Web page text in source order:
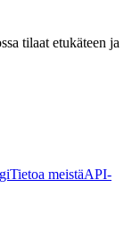
tilaat etukäteen ja
Tietoa meistäAPI-